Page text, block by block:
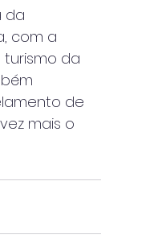
da
com a
da
de
mais o